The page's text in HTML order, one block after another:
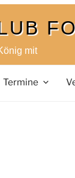
mit
Termine